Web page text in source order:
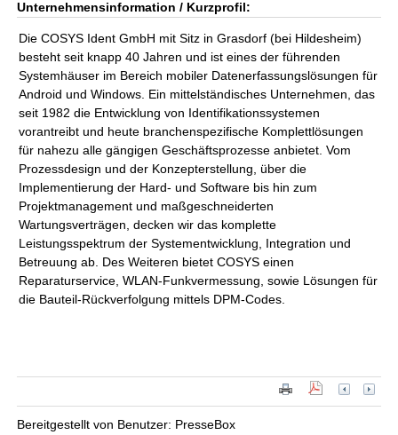
Unternehmensinformation / Kurzprofil:
Die COSYS Ident GmbH mit Sitz in Grasdorf (bei Hildesheim)
besteht seit knapp 40 Jahren und ist eines der führenden
Systemhäuser im Bereich mobiler Datenerfassungslösungen für
Android und Windows. Ein mittelständisches Unternehmen, das
seit 1982 die Entwicklung von Identifikationssystemen
vorantreibt und heute branchenspezifische Komplettlösungen
für nahezu alle gängigen Geschäftsprozesse anbietet. Vom
Prozessdesign und der Konzepterstellung, über die
Implementierung der Hard- und Software bis hin zum
Projektmanagement und maßgeschneiderten
Wartungsverträgen, decken wir das komplette
Leistungsspektrum der Systementwicklung, Integration und
Betreuung ab. Des Weiteren bietet COSYS einen
Reparaturservice, WLAN-Funkvermessung, sowie Lösungen für
die Bauteil-Rückverfolgung mittels DPM-Codes.
Bereitgestellt von Benutzer: PresseBox